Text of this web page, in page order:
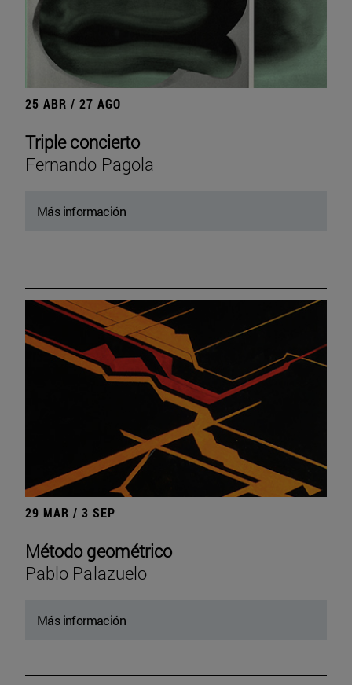
25 ABR / 27 AGO
Triple concierto
Fernando Pagola
Más información
29 MAR / 3 SEP
Método geométrico
Pablo Palazuelo
Más información